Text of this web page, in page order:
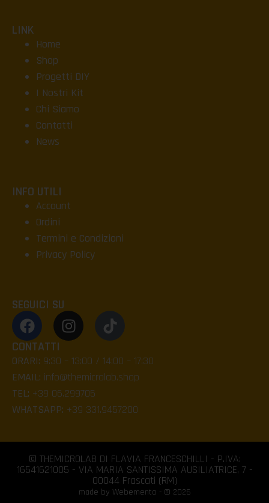
LINK
Home
Shop
Progetti DIY
I Nostri Kit
Chi Siamo
Contatti
News
INFO UTILI
Account
Ordini
Termini e Condizioni
Privacy Policy
SEGUICI SU
CONTATTI
ORARI: 9:30 – 13:00 / 14:00 – 17:30
EMAIL: info@themicrolab.shop
TEL: +39 06.299705
WHATSAPP: +39 331.9457200
© THEMICROLAB DI FLAVIA FRANCESCHILLI - P.IVA:
16541621005 - VIA MARIA SANTISSIMA AUSILIATRICE, 7 -
00044 Frascati (RM)
made by Webemento - © 2026